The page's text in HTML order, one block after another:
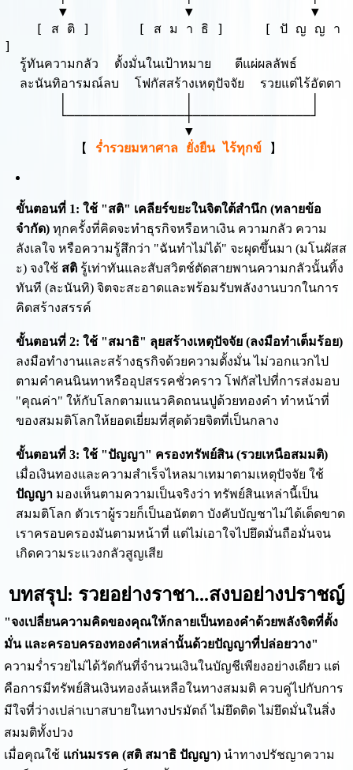
]
         【
ร่ำรวยมหาศาล ยั่งยืน ไร้ทุกข์
ขั้นตอนที่ 1: ใช้ "สติ" เคลียร์ขยะในจิตใต้สำนึก (ทลายข้อ
จำกัด)ทุกครั้งที่คิดจะทำธุรกิจหรือหาเงิน ความกลัว ความ
ลังเลใจ หรือความรู้สึกว่า "ฉันทำไม่ได้" จะผุดขึ้นมา (มโนผัสส
ะ) จงใช้ สติรู้เท่าทันและสับสวิตช์ตัดสายพานความกลัวนั้นทิ้ง
ทันที (ละนันทิ) จิตจะสะอาดและพร้อมรับพลังงานบวกในการ
คิดสร้างสรรค์
ขั้นตอนที่ 2: ใช้ "สมาธิ" ลุยสร้างเหตุปัจจัย (ลงมือทำเต็มร้อย)
ลงมือทำงานและสร้างธุรกิจด้วยความตั้งมั่น ไม่วอกแวกไป
ตามคำคนนินทาหรืออุปสรรคชั่วคราว โฟกัสไปที่การส่งมอบ
"คุณค่า" ให้กับโลกตามแนวคิดถนนปูด้วยทองคำ ทำหน้าที่
ของสมมติโลกให้ยอดเยี่ยมที่สุดด้วยจิตที่เป็นกลาง
ขั้นตอนที่ 3: ใช้ "ปัญญา" ครองทรัพย์สิน (รวยเหนือสมมติ)
เมื่อเงินทองและความสำเร็จไหลมาเทมาตามเหตุปัจจัย ใช้
ปัญญามองเห็นตามความเป็นจริงว่า ทรัพย์สินเหล่านี้เป็น
สมมติโลก ตัวเราผู้รวยก็เป็นอนัตตา บังคับบัญชาไม่ได้เด็ดขาด
เราครอบครองมันตามหน้าที่ แต่ไม่เอาใจไปยึดมั่นถือมั่นจน
เกิดความระแวงกลัวสูญเสีย
บทสรุป: รวยอย่างราชา...สงบอย่างปราชญ์
"จงเปลี่ยนความคิดของคุณให้กลายเป็นทองคำด้วยพลังจิตที่ตั้ง
มั่น และครอบครองทองคำเหล่านั้นด้วยปัญญาที่ปล่อยวาง"
ความร่ำรวยไม่ได้วัดกันที่จำนวนเงินในบัญชีเพียงอย่างเดียว แต่
คือการมีทรัพย์สินเงินทองล้นเหลือในทางสมมติ ควบคู่ไปกับการ
มีใจที่ว่างเปล่าเบาสบายในทางปรมัตถ์ ไม่ยึดติด ไม่ยึดมั่นในสิ่ง
สมมติทั้งปวง
เมื่อคุณใช้ แก่นมรรค (สติ สมาธิ ปัญญา)นำทางปรัชญาความ